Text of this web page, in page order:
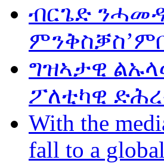
ብርጌድ
ግዝኣታዊ
ፖለቲካዊ
With the
fall to a